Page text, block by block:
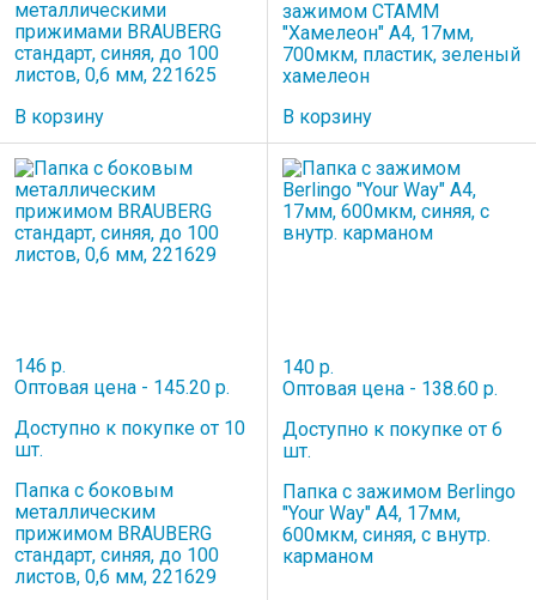
металлическими
прижимами BRAUBERG
стандарт, синяя, до 100
листов, 0,6 мм, 221625
В корзину
зажимом СТАММ
"Хамелеон" А4, 17мм,
700мкм, пластик, зеленый
хамелеон
В корзину
146 р.
Оптовая цена - 145.20 р.
Доступно к покупке от 10
шт.
Папка с боковым
металлическим
прижимом BRAUBERG
стандарт, синяя, до 100
листов, 0,6 мм, 221629
140 р.
Оптовая цена - 138.60 р.
Доступно к покупке от 6
шт.
Папка с зажимом Berlingo
"Your Way" А4, 17мм,
600мкм, синяя, с внутр.
карманом